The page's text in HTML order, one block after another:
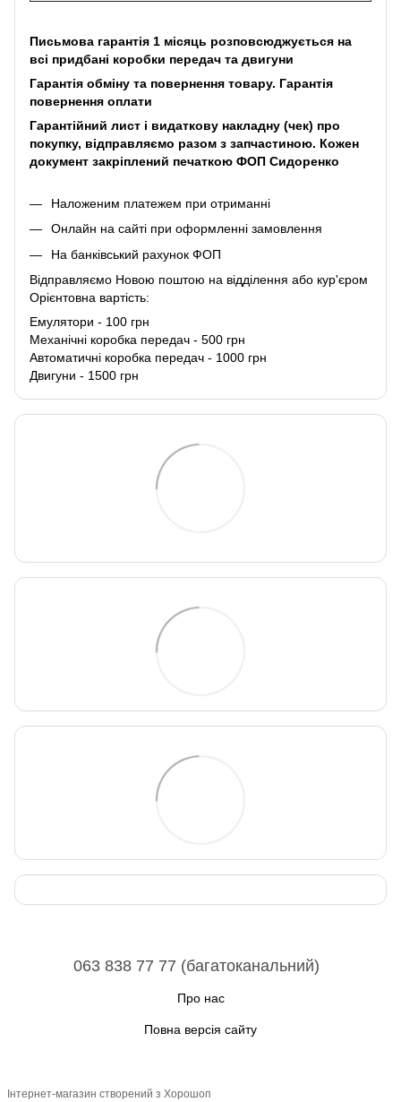
Письмова гарантія 1 місяць розповсюджується на
всі придбані коробки передач та двигуни
Гарантія обміну та повернення товару. Гарантія
повернення оплати
Гарантійний лист і видаткову накладну (чек) про
покупку, відправляємо разом з запчастиною. Кожен
документ закріплений печаткою ФОП Сидоренко
Наложеним платежем при отриманні
Онлайн на сайті при оформленні замовлення
На банківський рахунок ФОП
Відправляємо Новою поштою на відділення або кур'єром
Орієнтовна вартість:
Емулятори - 100 грн
Механічні коробка передач - 500 грн
Автоматичні коробка передач - 1000 грн
Двигуни - 1500 грн
063 838 77 77 (багатоканальний)
Про нас
Повна версія сайту
Інтернет-магазин створений з Хорошоп